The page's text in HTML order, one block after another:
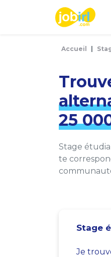
Accueil
25
Stage
te
Stage
Je
Panneau de gestion des